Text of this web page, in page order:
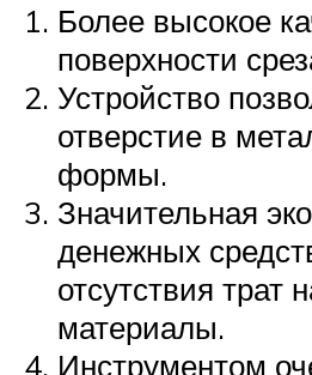
Более высокое
поверхности
Устройство
отверстие в
формы.
Значительная
денежных
отсутствия трат
материалы.
Инструментом